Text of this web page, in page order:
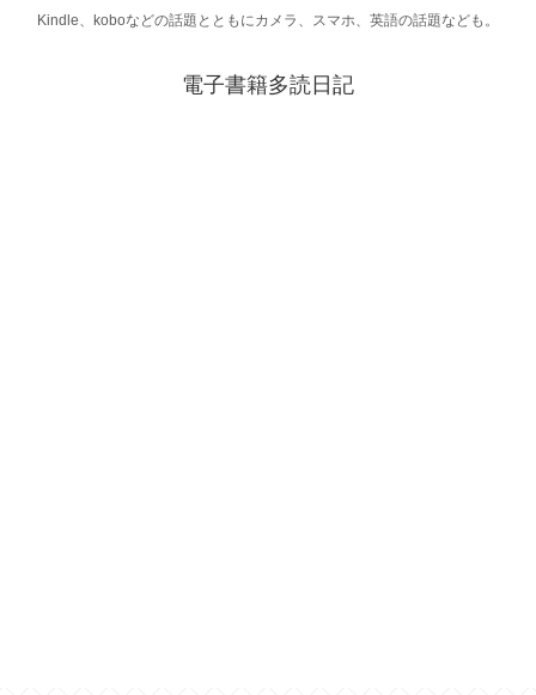
Kindle、koboなどの話題とともにカメラ、スマホ、英語の話題なども。
電子書籍多読日記